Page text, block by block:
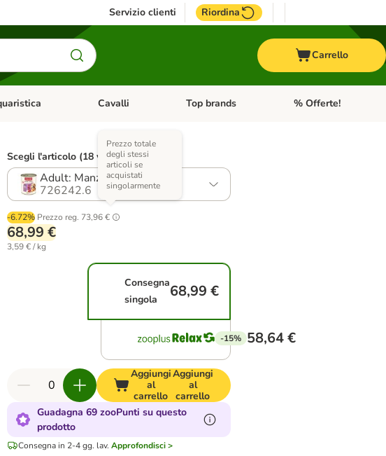
Servizio clienti Riordina
Carrello
animali
Categoria: Uccelli Apri Menu Categoria: Acquaristica
Cavalli Apri Menu Categoria: Cavalli
Top brands Apri Menu Categoria:
% Offerte!
Scegli l'articolo (18 varianti)
Adult: Manzo & Agnello
726242.6
-6.72% Prezzo reg. 73,96 €
Prezzo totale
degli stessi
articoli se
acquistati
singolarmente
68,99 €
3,59 € / kg
Consegna
singola
68,99 €
-15% 58,64 €
Aggiungi
al
carrello
Aggiungi
al
carrello
Guadagna 69 zooPunti su questo
prodotto
Consegna in 2-4 gg. lav. Approfondisci >